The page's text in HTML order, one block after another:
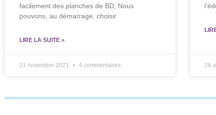
facilement des planches de BD, Nous
pouvons, au démarrage, choisir
LIRE LA SUITE »
21 novembre 2021 4 commentaires 26